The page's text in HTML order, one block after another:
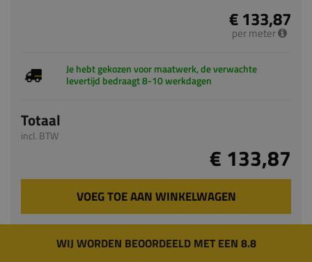
€ 133,87
per meter
Je hebt gekozen voor maatwerk, de verwachte
levertijd bedraagt 8-10 werkdagen
Totaal
incl. BTW
€ 133,87
VOEG TOE AAN WINKELWAGEN
WIJ WORDEN BEOORDEELD MET EEN 8.8